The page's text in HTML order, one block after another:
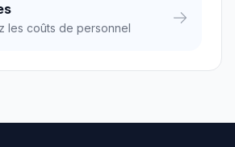
les coûts de personnel